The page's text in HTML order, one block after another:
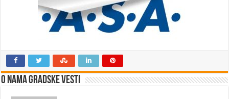
O nama Gradske Vesti